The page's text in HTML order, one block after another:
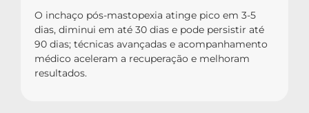
O inchaço pós-mastopexia atinge pico em 3-5
dias, diminui em até 30 dias e pode persistir até
90 dias; técnicas avançadas e acompanhamento
médico aceleram a recuperação e melhoram
resultados.